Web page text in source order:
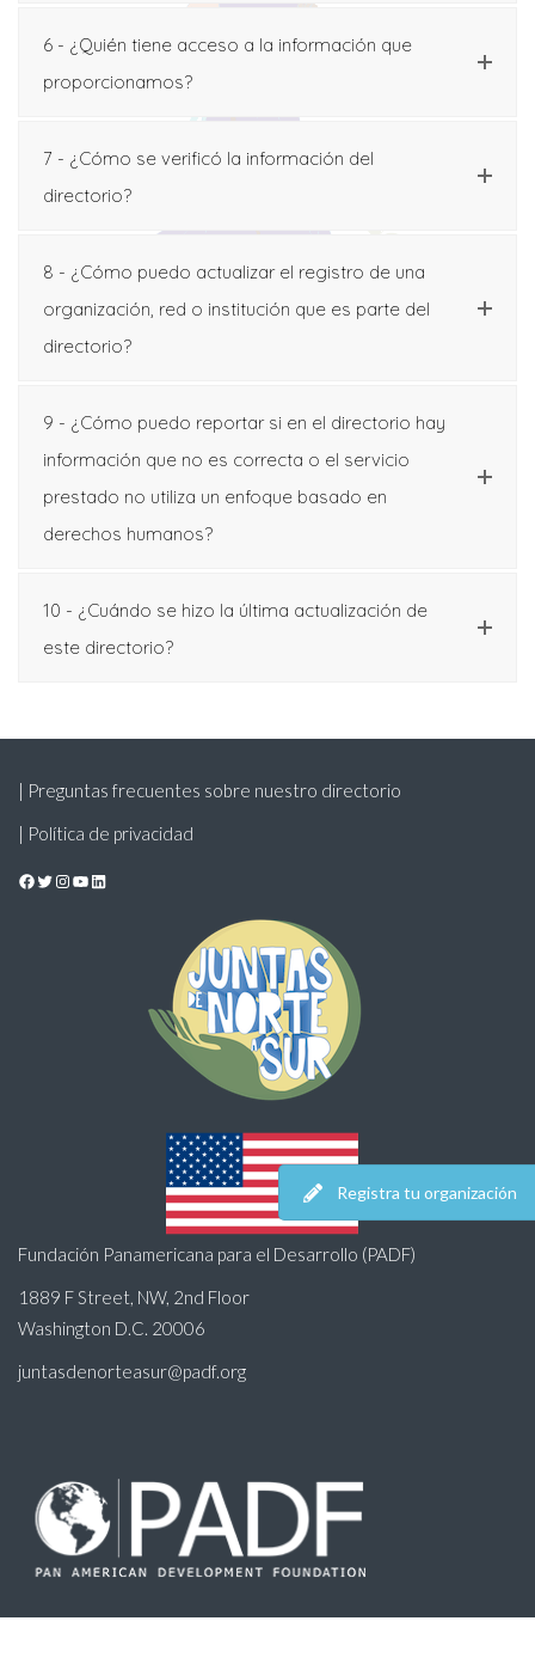
Registra tu organización
6 - ¿Quién tiene acceso a la información que
proporcionamos?
7 - ¿Cómo se verificó la información del
directorio?
8 - ¿Cómo puedo actualizar el registro de una
organización, red o institución que es parte del
directorio?
9 - ¿Cómo puedo reportar si en el directorio hay
información que no es correcta o el servicio
prestado no utiliza un enfoque basado en
derechos humanos?
10 - ¿Cuándo se hizo la última actualización de
este directorio?
| Preguntas frecuentes sobre nuestro directorio
| Política de privacidad
Facebook
Twitter
Instagram
YouTube
LinkedIn
Fundación Panamericana para el Desarrollo (PADF)
1889 F Street, NW, 2nd Floor
Washington D.C. 20006
juntasdenorteasur@padf.org